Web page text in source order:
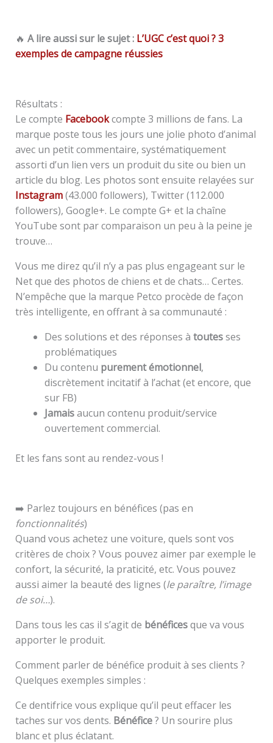
🔥 A lire aussi sur le sujet : L’UGC c’est quoi ? 3
exemples de campagne réussies
Résultats :
Le compte Facebookcompte 3 millions de fans. La
marque poste tous les jours une jolie photo d’animal
avec un petit commentaire, systématiquement
assorti d’un lien vers un produit du site ou bien un
article du blog. Les photos sont ensuite relayées sur
Instagram(43.000 followers), Twitter (112.000
followers), Google+. Le compte G+ et la chaîne
YouTube sont par comparaison un peu à la peine je
trouve…
Vous me direz qu’il n’y a pas plus engageant sur le
Net que des photos de chiens et de chats… Certes.
N’empêche que la marque Petco procède de façon
très intelligente, en offrant à sa communauté :
Des solutions et des réponses à toutesses
problématiques
Du contenu purement émotionnel,
discrètement incitatif à l’achat (et encore, que
sur FB)
Jamaisaucun contenu produit/service
ouvertement commercial.
Et les fans sont au rendez-vous !
➡️ Parlez toujours en bénéfices (pas en
fonctionnalités)
Quand vous achetez une voiture, quels sont vos
critères de choix ? Vous pouvez aimer par exemple le
confort, la sécurité, la praticité, etc. Vous pouvez
aussi aimer la beauté des lignes (le paraître, l’image
de soi…).
Dans tous les cas il s’agit de bénéficesque va vous
apporter le produit.
Comment parler de bénéfice produit à ses clients ?
Quelques exemples simples :
Ce dentifrice vous explique qu’il peut effacer les
taches sur vos dents. Bénéfice? Un sourire plus
blanc et plus éclatant.